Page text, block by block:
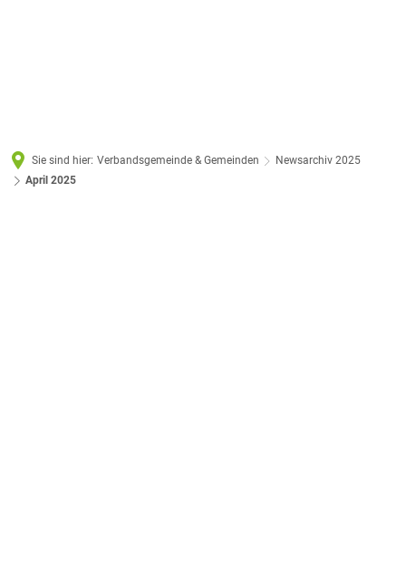
Sie sind hier: Verbandsgemeinde & Gemeinden
Newsarchiv 2025
April 2025